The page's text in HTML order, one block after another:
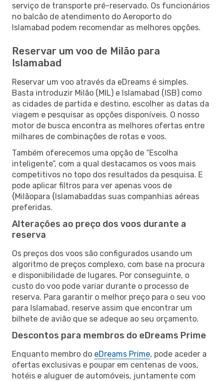
serviço de transporte pré-reservado. Os funcionários
no balcão de atendimento do Aeroporto do
Islamabad podem recomendar as melhores opções.
Reservar um voo de Milão para
Islamabad
Reservar um voo através da eDreams é simples.
Basta introduzir Milão (MIL) e Islamabad (ISB) como
as cidades de partida e destino, escolher as datas da
viagem e pesquisar as opções disponíveis. O nosso
motor de busca encontra as melhores ofertas entre
milhares de combinações de rotas e voos.
Também oferecemos uma opção de “Escolha
inteligente”, com a qual destacamos os voos mais
competitivos no topo dos resultados da pesquisa. E
pode aplicar filtros para ver apenas voos de
{Milãopara {Islamabaddas suas companhias aéreas
preferidas.
Alterações ao preço dos voos durante a
reserva
Os preços dos voos são configurados usando um
algoritmo de preços complexo, com base na procura
e disponibilidade de lugares. Por conseguinte, o
custo do voo pode variar durante o processo de
reserva. Para garantir o melhor preço para o seu voo
para Islamabad, reserve assim que encontrar um
bilhete de avião que se adeque ao seu orçamento.
Descontos para membros do eDreams Prime
Enquanto membro do eDreams Prime, pode aceder a
ofertas exclusivas e poupar em centenas de voos,
hotéis e aluguer de automóveis, juntamente com